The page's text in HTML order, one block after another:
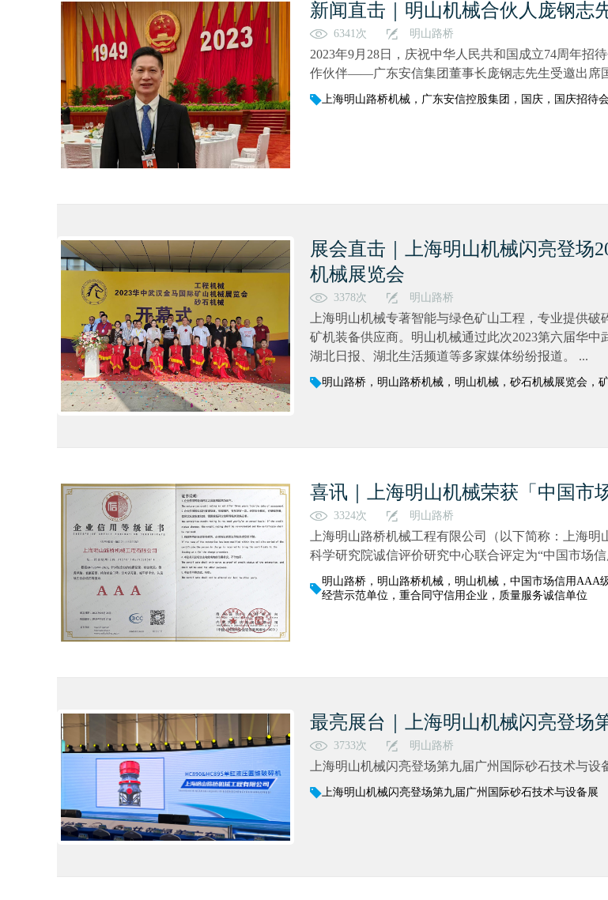
新闻直击｜明山机械合伙人庞钢志
6341次 明山路桥
2023年9月28日，庆祝中华人民共和国成立74周年招
作伙伴——广东安信集团董事长庞钢志先生受邀出席
上海明山路桥机械，广东安信控股集团，国庆，国庆招待
展会直击｜上海明山机械闪亮登场
机械展览会
3378次 明山路桥
上海明山机械专著智能与绿色矿山工程，专业提供
矿机装备供应商。明山机械通过此次2023第六届华
湖北日报、湖北生活频道等多家媒体纷纷报道。 ...
明山路桥，明山路桥机械，明山机械，砂石机械展览会，
喜讯｜上海明山机械荣获「中国市
3324次 明山路桥
上海明山路桥机械工程有限公司（以下简称：上海
科学研究院诚信评价研究中心联合评定为“中国市场
明山路桥，明山路桥机械，明山机械，中国市场信用
经营示范单位，重合同守信用企业，质量服务诚信单位
最亮展台｜上海明山机械闪亮登场
3733次 明山路桥
上海明山机械闪亮登场第九届广州国际砂石技术与设
上海明山机械闪亮登场第九届广州国际砂石技术与设备展